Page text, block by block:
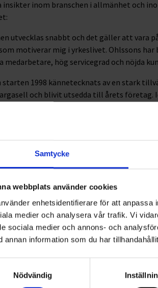
Samtycke
webbplats använder cookies
enhetsidentifierare för att anpassa
medier och analysera vår trafik. Vi
sociala medier och annons- och
annan information som du har
Nödvändig
inom branschen i allmänhet och
utvecklas snabbt och det gäller att vara
motiverar mig i yrkeslivet. Ohlssons
medarbetare, hög servicegrad och nöjda
starten 1998 kännetecknats av en stark
och blivit utsedda till årets
850 medarbetare i verksamheten som
har jag inspirerats av den resa som
möjlighet att vara med och driva den
stärker Ohlssons laguppställning
för ledarskap och utveckling i
gör honom till en utmärkt
Rhudin, vd för Ohlssons AB.